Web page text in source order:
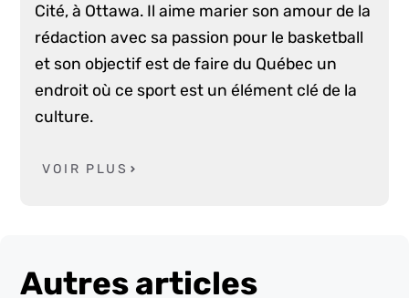
Cité, à Ottawa. Il aime marier son amour de la
rédaction avec sa passion pour le basketball
et son objectif est de faire du Québec un
endroit où ce sport est un élément clé de la
culture.
VOIR PLUS
Autres articles